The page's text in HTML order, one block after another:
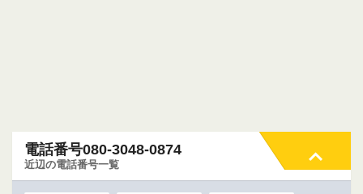
電話番号080-3048-0874
近辺の電話番号一覧